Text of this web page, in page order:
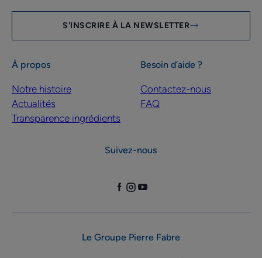
S'INSCRIRE À LA NEWSLETTER
À propos
Notre histoire
Actualités
Transparence ingrédients
Besoin d’aide ?
Contactez-nous
FAQ
Suivez-nous
Le Groupe Pierre Fabre